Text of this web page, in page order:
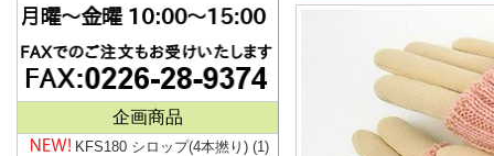
企画商品
KFS180 シロップ(4本撚り) (1)